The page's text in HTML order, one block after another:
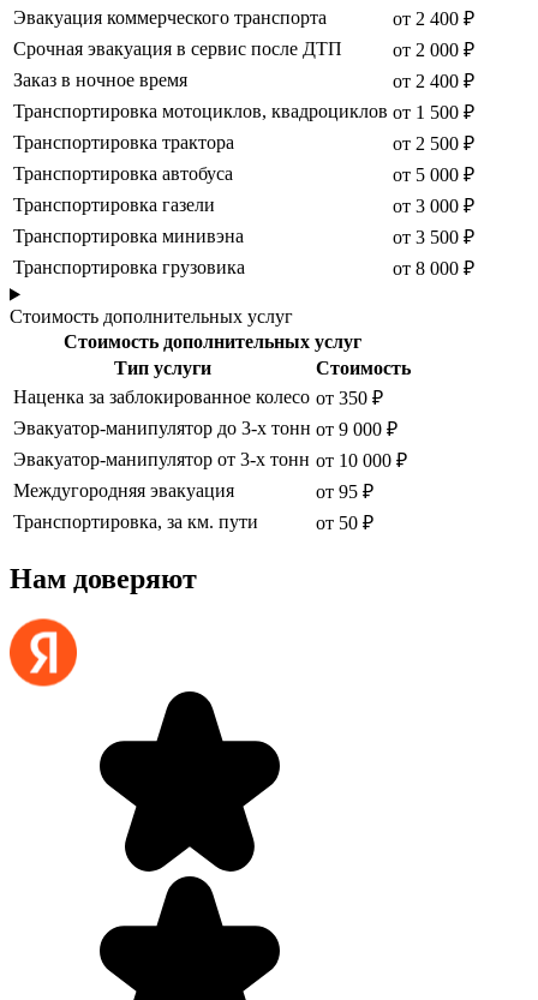
Эвакуация коммерческого транспорта
от 2 400 ₽
Срочная эвакуация в сервис после ДТП
от 2 000 ₽
Заказ в ночное время
от 2 400 ₽
Транспортировка мотоциклов, квадроциклов от 1 500 ₽
Транспортировка трактора
от 2 500 ₽
Транспортировка автобуса
от 5 000 ₽
Транспортировка газели
от 3 000 ₽
Транспортировка минивэна
от 3 500 ₽
Транспортировка грузовика
от 8 000 ₽
Стоимость дополнительных услуг
Стоимость дополнительных услуг
Тип услуги
Стоимость
Наценка за заблокированное колесо от 350 ₽
Эвакуатор-манипулятор до 3-х тонн от 9 000 ₽
Эвакуатор-манипулятор от 3-х тонн от 10 000 ₽
Междугородняя эвакуация
от 95 ₽
Транспортировка, за км. пути
от 50 ₽
Нам доверяют